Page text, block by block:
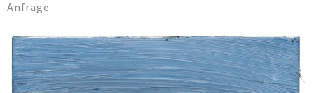
Anfrage